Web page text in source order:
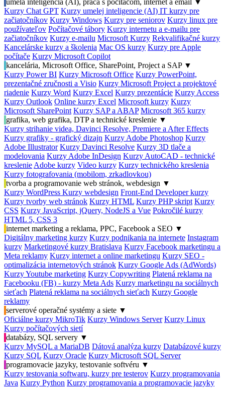
umelá inteligencia (AI), práca s počítačom, internet a email ▼
Kurzy Chat GPT Kurzy umelej inteligencie (AI) IT kurzy pre
začiatočníkov Kurzy Windows Kurzy pre seniorov Kurzy linux pre
používateľov Počítačové tábory Kurzy internetu a e-mailu pre
začiatočníkov Kurzy e-mailu Microsoft Kurzy Rekvalifikačné kurzy
Kancelárske kurzy a školenia Mac OS kurzy Kurzy pre Apple
počítače Kurzy Microsoft Copilot
kancelária, Microsoft Office, SharePoint, Project a SAP ▼
Kurzy Power BI Kurzy Microsoft Office Kurzy PowerPoint,
prezentačné zručnosti a Visio Kurzy Microsoft Project a projektové
riadenie Kurzy Word Kurzy Excel Kurzy prezentácie Kurzy Access
Kurzy Outlook Online kurzy Excel Microsoft kurzy Kurzy
Microsoft SharePoint Kurzy SAP a ABAP Microsoft 365 kurzy
grafika, web grafika, DTP a technické kreslenie ▼
Kurzy strihanie videa, Davinci Resolve, Premiere a After Effects
Kurzy grafiky - grafický dizajn Kurzy Adobe Photoshop Kurzy
Adobe Illustrator Kurzy Davinci Resolve Kurzy 3D tlače a
modelovania Kurzy Adobe InDesign Kurzy AutoCAD - technické
kreslenie Adobe kurzy Video kurzy Kurzy technického kreslenia
Kurzy fotografovania (mobilom, zrkadlovkou)
tvorba a programovanie web stránok, webdesign ▼
Kurzy WordPress Kurzy webdesign Front-End Developer kurzy
Kurzy tvorby web stránok Kurzy HTML Kurzy PHP skript Kurzy
CSS Kurzy JavaScript, jQuery, NodeJS a Vue Pokročilé kurzy
HTML 5, CSS 3
internet marketing a reklama, PPC, Facebook a SEO ▼
Digitálny marketing kurzy Kurzy podnikania na internete Instagram
kurzy Marketingové kurzy Bratislava Kurzy Facebook marketingu a
Meta reklamy Kurzy internet a online marketingu Kurzy SEO -
optimalizácia internetových stránok Kurzy Google Ads (AdWords)
Kurzy Youtube marketing Kurzy Copywriting Platená reklama na
Facebooku (FB) - kurzy Meta Ads Kurzy marketingu na sociálnych
sieťach Platená reklama na sociálnych sieťach Kurzy Google
reklamy
serverové operačné systémy a siete ▼
Oficiálne kurzy MikroTik Kurzy Windows Server Kurzy Linux
Kurzy počítačových sietí
databázy, SQL servery ▼
Kurzy MySQL a MariaDB Dátová analýza kurzy Databázové kurzy
Kurzy SQL Kurzy Oracle Kurzy Microsoft SQL Server
programovacie jazyky, testovanie softvéru ▼
Kurzy testovania softwaru, kurzy pre testerov Kurzy programovania
Java Kurzy Python Kurzy programovania a programovacie jazyky